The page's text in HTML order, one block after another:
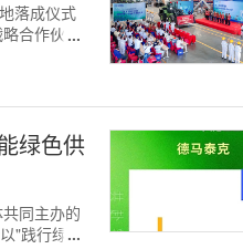
落成仪式
合作伙伴
绿色供
同主办的
"践行绿色